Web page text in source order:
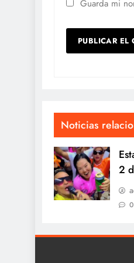
Guarda mi
Noticias
2
0